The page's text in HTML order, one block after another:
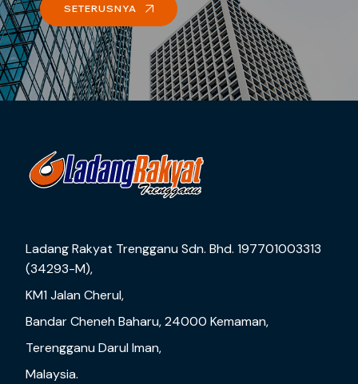
SETERUSNYA
Ladang Rakyat Trengganu Sdn. Bhd. 197701003313
(34293-M),
KM1 Jalan Cherul,
Bandar Cheneh Baharu, 24000 Kemaman,
Terengganu Darul Iman,
Malaysia.